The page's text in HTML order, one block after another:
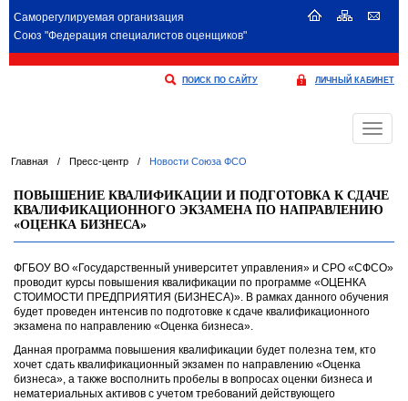
Саморегулируемая организация
Союз "Федерация специалистов оценщиков"
ПОИСК ПО САЙТУ ЛИЧНЫЙ КАБИНЕТ
Меню
Главная / Пресс-центр / Новости Союза ФСО
ПОВЫШЕНИЕ КВАЛИФИКАЦИИ И ПОДГОТОВКА К СДАЧЕ
КВАЛИФИКАЦИОННОГО ЭКЗАМЕНА ПО НАПРАВЛЕНИЮ
«ОЦЕНКА БИЗНЕСА»
ФГБОУ ВО «Государственный университет управления» и СРО «СФСО»
проводит курсы повышения квалификации по программе «ОЦЕНКА
СТОИМОСТИ ПРЕДПРИЯТИЯ (БИЗНЕСА)». В рамках данного обучения
будет проведен интенсив по подготовке к сдаче квалификационного
экзамена по направлению «Оценка бизнеса».
Данная программа повышения квалификации будет полезна тем, кто
хочет сдать квалификационный экзамен по направлению «Оценка
бизнеса», а также восполнить пробелы в вопросах оценки бизнеса и
нематериальных активов с учетом требований действующего